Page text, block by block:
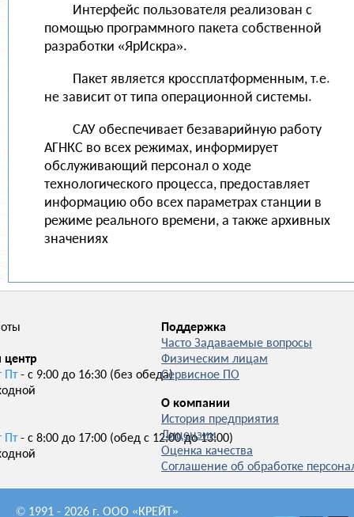
Интерфейс пользователя реализован с
помощью программного пакета собственной
разработки «ЯрИскра».
Пакет является кроссплатформенным, т.е.
не зависит от типа операционной системы.
САУ обеспечивает безаварийную работу
АГНКС во всех режимах, информирует
обслуживающий персонал о ходе
технологического процесса, предоставляет
информацию обо всех параметрах станции в
режиме реального времени, а также архивных
значениях
центр
Пт - с 9:00 до 16:30 (без обеда)
Пт - с 8:00 до 17:00 (обед с 12:00 до 13:00)
Поддержка
Часто Задаваемые вопросы
Физическим лицам
Сервисное ПО
О компании
История предприятия
Лицензии
Оценка качества
Соглашение об обработке
© 1991 - 2026 г. ООО «КРЕЙТ»